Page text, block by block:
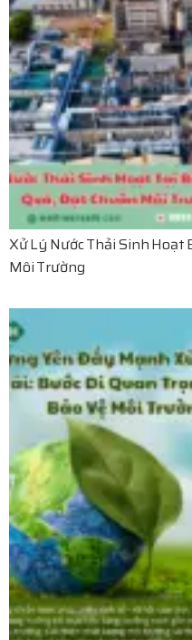
Xử Lý Nước Thải Sinh Hoạt
Môi Trường